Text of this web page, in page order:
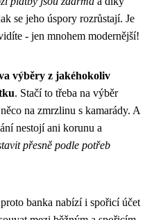
se jeho úspory rozrůstají. Je
- jen mnohem modernější!
výběry z jakéhokoliv
. Stačí to třeba na výběr
na zmrzlinu s kamarády. A
nestojí ani korunu a
přesně podle potřeb
banka nabízí i spořicí účet